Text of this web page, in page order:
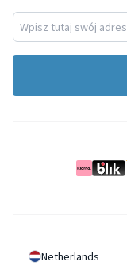
Netherlands